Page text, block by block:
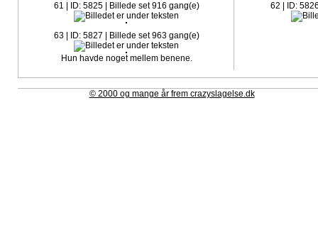
61 | ID: 5825 | Billede set 916 gang(e) 62 | ID:
63 | ID: 5827 | Billede set 963 gang(e)
Hun havde noget mellem benene.
© 2000 og mange år frem crazyslagelse.dk